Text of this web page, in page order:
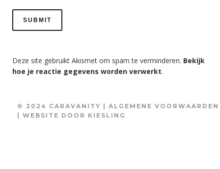
Deze site gebruikt Akismet om spam te verminderen. Bekijk
hoe je reactie gegevens worden verwerkt.
© 2024 CARAVANITY | ALGEMENE VOORWAARDEN
| WEBSITE DOOR KIESLING